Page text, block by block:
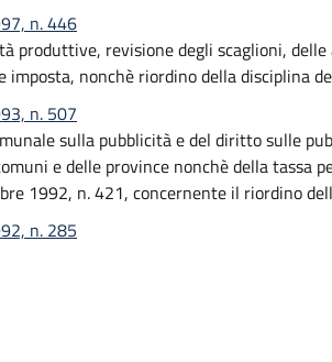
n. 446
produttive, revisione degli scaglioni,
nonchè riordino della disciplina
n. 507
sulla pubblicità e del diritto sulle
e delle province nonchè della tassa
1992, n. 421, concernente il riordino
n. 285